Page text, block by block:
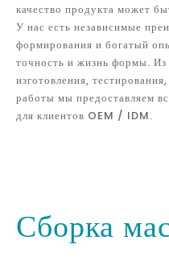
качество продукта может
У нас есть независимые
формирования и богатый
точность и жизнь формы.
изготовления,
работы мы предоставляем
для клиентов OEM / IDM.